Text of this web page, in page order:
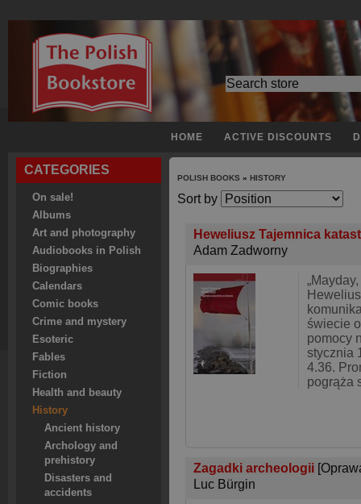
HOME ACTIVE DISCOUNTS
CATEGORIES
On sale!
Albums
Art and photography
Audiobooks in Polish
Biographies
Calendars
Comic books
Crime and mystery
Esoteric
Fables
Fiction
Health and beauty
History
Ancient history
Archology and
prehistory
Disasters and
accidents
POLISH BOOKS » HISTORY
Sort by
Heweliusz Tajemnica
Adam Zadworny
świecie
pomocy
stycznia
4.36.
pogrąża
Zagadki archeologii
Luc Bürgin